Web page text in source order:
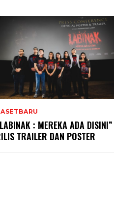
: MEREKA ADA DISINI”
TRAILER DAN POSTER